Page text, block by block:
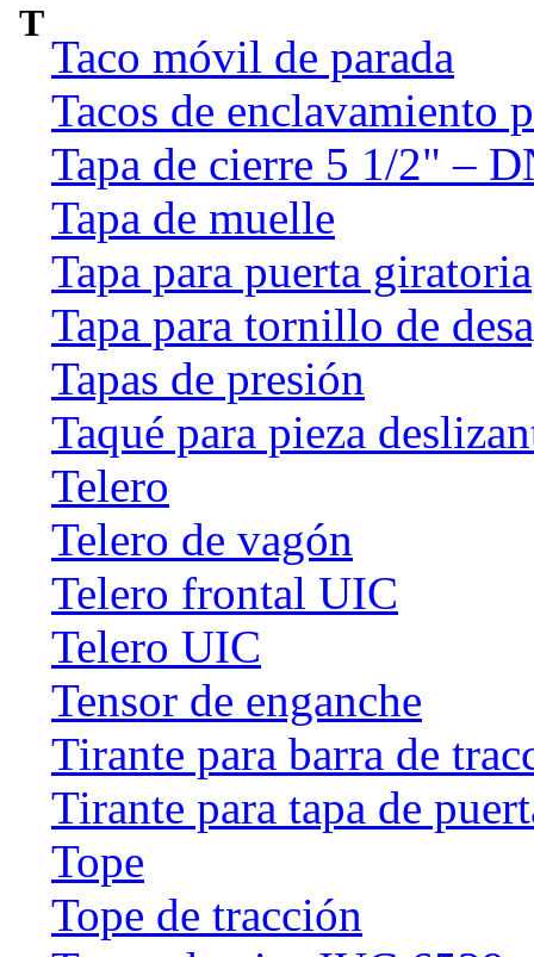
T
Taco móvil de parada
Tacos de enclavamiento
Tapa de cierre 5 1/2" –
Tapa de muelle
Tapa para puerta giratoria
Tapa para tornillo de
Tapas de presión
Taqué para pieza
Telero
Telero de vagón
Telero frontal UIC
Telero UIC
Tensor de enganche
Tirante para barra de
Tirante para tapa de
Tope
Tope de tracción